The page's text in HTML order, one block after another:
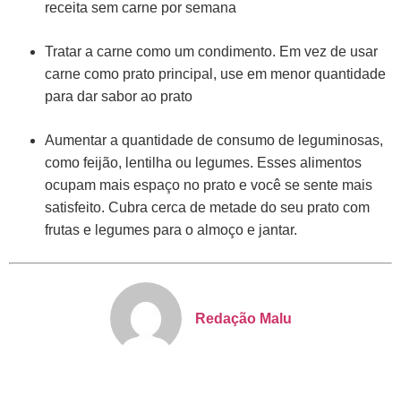
receita sem carne por semana
Tratar a carne como um condimento. Em vez de usar
carne como prato principal, use em menor quantidade
para dar sabor ao prato
Aumentar a quantidade de consumo de leguminosas,
como feijão, lentilha ou legumes. Esses alimentos
ocupam mais espaço no prato e você se sente mais
satisfeito. Cubra cerca de metade do seu prato com
frutas e legumes para o almoço e jantar.
Redação Malu